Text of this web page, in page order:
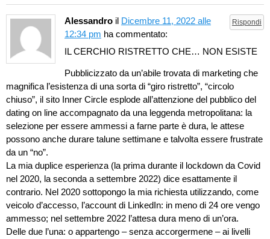
Rispondi
Alessandro il Dicembre 11, 2022 alle
12:34 pm ha commentato:
IL CERCHIO RISTRETTO CHE… NON ESISTE
Pubblicizzato da un’abile trovata di marketing che
magnifica l’esistenza di una sorta di “giro ristretto”, “circolo
chiuso”, il sito Inner Circle esplode all’attenzione del pubblico del
dating on line accompagnato da una leggenda metropolitana: la
selezione per essere ammessi a farne parte è dura, le attese
possono anche durare talune settimane e talvolta essere frustrate
da un “no”.
La mia duplice esperienza (la prima durante il lockdown da Covid
nel 2020, la seconda a settembre 2022) dice esattamente il
contrario. Nel 2020 sottopongo la mia richiesta utilizzando, come
veicolo d’accesso, l’account di LinkedIn: in meno di 24 ore vengo
ammesso; nel settembre 2022 l’attesa dura meno di un’ora.
Delle due l’una: o appartengo – senza accorgermene – ai livelli